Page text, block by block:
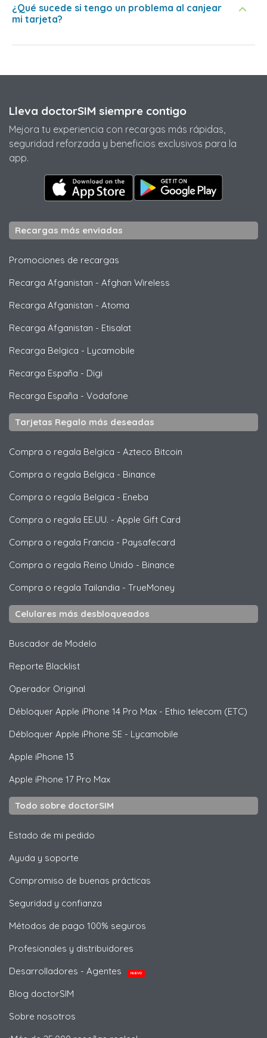
¿Qué sucede si tengo un problema al canjear
mi tarjeta?
Lleva doctorSIM siempre contigo
Mejora tu experiencia con recargas más rápidas,
seguridad reforzada y beneficios exclusivos para la
app.
Recargas más enviadas
Promociones de recargas
Recarga Afganistan - Afghan Wireless
Recarga Afganistan - Atoma
Recarga Afganistan - Etisalat
Recarga Belgica - Lycamobile
Recarga España - Digi
Recarga España - Vodafone
Tarjetas Regalo más deseadas
Compra o regala Belgica - Azteco Bitcoin
Compra o regala Belgica - Binance
Compra o regala Belgica - Eneba
Compra o regala EE.UU. - Apple Gift Card
Compra o regala Francia - Paysafecard
Compra o regala Reino Unido - Binance
Compra o regala Tailandia - TrueMoney
Celulares más desbloqueados
Buscador de Modelo
Reporte Blacklist
Operador Original
Débloquer Apple iPhone 14 Pro Max - Ethio telecom (ETC)
Débloquer Apple iPhone SE - Lycamobile
Apple iPhone 13
Apple iPhone 17 Pro Max
Todo sobre doctorSIM
Estado de mi pedido
Ayuda y soporte
Compromiso de buenas prácticas
Seguridad y confianza
Métodos de pago 100% seguros
Profesionales y distribuidores
Desarrolladores - Agentes
NUEVO
Blog doctorSIM
Sobre nosotros